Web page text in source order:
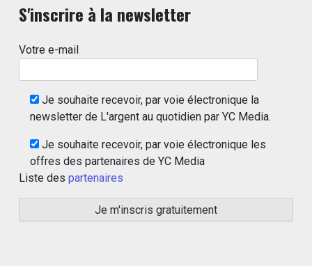
S'inscrire à la newsletter
Votre e-mail
Je souhaite recevoir, par voie électronique la
newsletter de L'argent au quotidien par YC Media.
Je souhaite recevoir, par voie électronique les
offres des partenaires de YC Media
Liste des partenaires